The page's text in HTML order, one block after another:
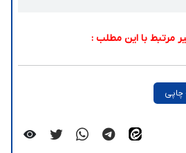
مرتبط با این مطلب :